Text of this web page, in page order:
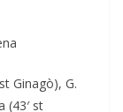
Ginagò), G.
(43′ st